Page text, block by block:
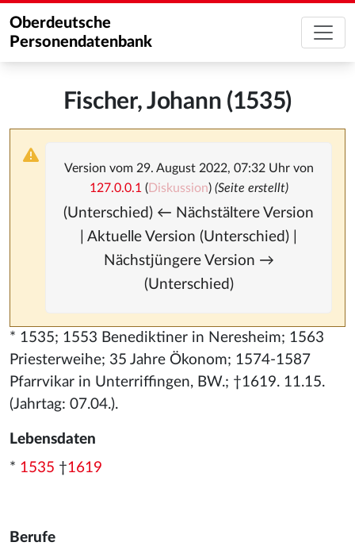
Oberdeutsche
Personendatenbank
Fischer, Johann (1535)
Version vom 29. August 2022, 07:32 Uhr von
127.0.0.1 (Diskussion) (Seite erstellt)
(Unterschied) ← Nächstältere Version
| Aktuelle Version (Unterschied) |
Nächstjüngere Version →
(Unterschied)
* 1535; 1553 Benediktiner in Neresheim; 1563
Priesterweihe; 35 Jahre Ökonom; 1574-1587
Pfarrvikar in Unterriffingen, BW.; †1619. 11.15.
(Jahrtag: 07.04.).
Lebensdaten
* 1535 †1619
Berufe